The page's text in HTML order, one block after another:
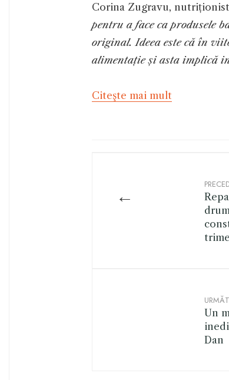
Corina Zugravu,
pentru a face ca produsele
original. Ideea este că în
alimentație și asta implică
Citeşte mai mult
←
Un
Dan